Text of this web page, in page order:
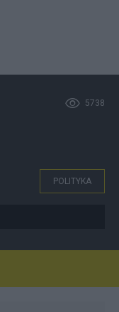
5738
POLITYKA